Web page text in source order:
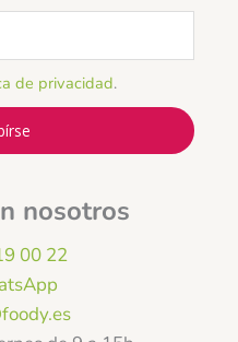
de privacidad.
nosotros
00 22